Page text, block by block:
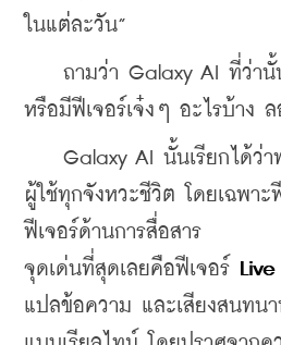
ในแต่ละวัน”
ถามว่า Galaxy AI ที่ว่านั้
หรือมีฟีเจอร์เจ๋งๆ อะไรบ้าง
Galaxy AI นั้นเรียกได้ว่า
ผู้ใช้ทุกจังหวะชีวิต โดยเฉพา
ฟีเจอร์ด้านการสื่อสาร
จุดเด่นที่สุดเลยคือฟีเจอร์
แปลข้อความ และเสียงสนทน